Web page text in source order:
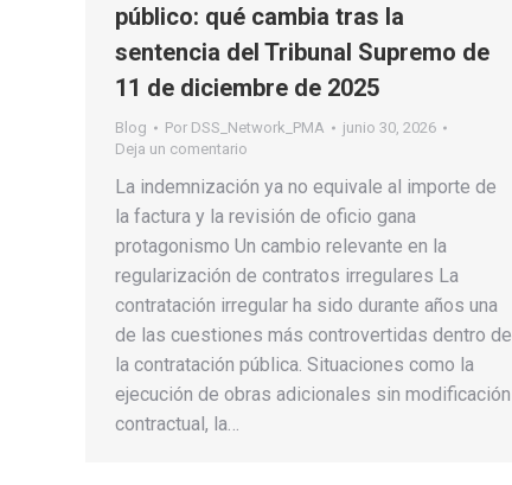
público: qué cambia tras la
sentencia del Tribunal Supremo de
11 de diciembre de 2025
Blog Por DSS_Network_PMA
junio 30, 2026
Deja un comentario
La indemnización ya no equivale al importe de
la factura y la revisión de oficio gana
protagonismo Un cambio relevante en la
regularización de contratos irregulares La
contratación irregular ha sido durante años una
de las cuestiones más controvertidas dentro de
la contratación pública. Situaciones como la
ejecución de obras adicionales sin modificación
contractual, la…